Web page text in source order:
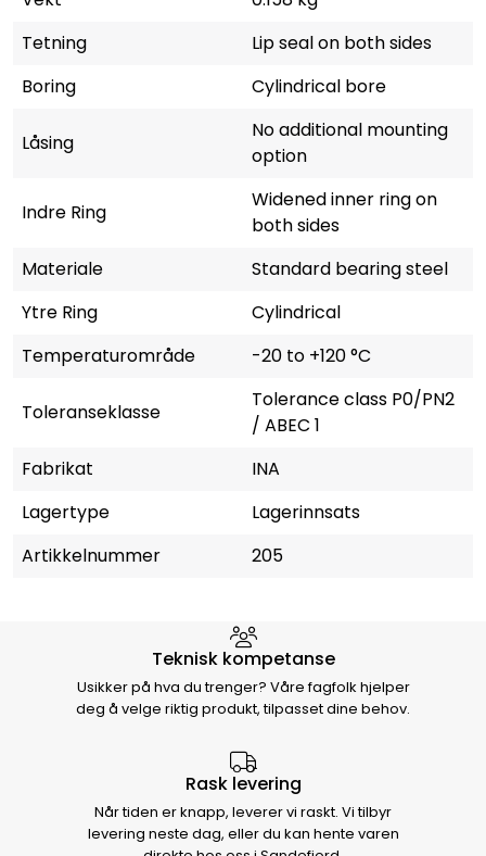
Tetning
Lip seal on both sides
Boring
Cylindrical bore
Låsing
No additional mounting
option
Indre Ring
Widened inner ring on
both sides
Materiale
Standard bearing steel
Ytre Ring
Cylindrical
Temperaturområde
-20 to +120 °C
Toleranseklasse
Tolerance class P0/PN2
/ ABEC 1
Fabrikat
INA
Lagertype
Lagerinnsats
Artikkelnummer
205
Hvorfor velge Storm Halvorsen
Teknisk kompetanse
Usikker på hva du trenger? Våre fagfolk hjelper
deg å velge riktig produkt, tilpasset dine behov.
Rask levering
Når tiden er knapp, leverer vi raskt. Vi tilbyr
levering neste dag, eller du kan hente varen